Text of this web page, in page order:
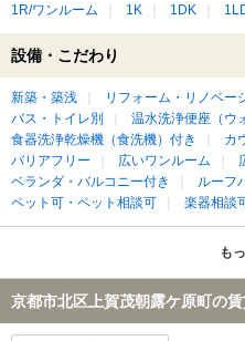
1R/ワンルーム 1K 1DK
設備・こだわり
新築・築浅 リフォーム・リノベー
バス・トイレ別
温水洗浄便座（ウ
食器洗浄乾燥機（食洗機）付き
カ
バリアフリー
広いワンルーム
ベランダ・バルコニー付き
ルーフ
ペット可・ペット相談可
楽器相談
も
京都市北区上賀茂朝露ケ原町の